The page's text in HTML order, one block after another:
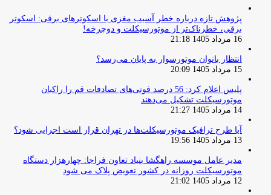
پژوهش تازه درباره خطر آسیب مغزی با اسکوترهای برقی: اسکوتر
برقی، خطرناک‌تر از موتورسیکلت و دوچرخه!
16 مرداد 1405 21:18
انتظار بانوان موتورسوار به پایان می‌رسد؟
15 مرداد 1405 20:09
پلیس اعلام کرد: 56 درصد فوتی‌های تصادفات قم را راکبان
موتورسیکلت تشکیل می‌دهند
14 مرداد 1405 21:27
آیا طرح ترافیک موتورسیکلت‌ها در تهران قرار است اجرایی شود؟
13 مرداد 1405 19:56
مدیر عامل موسسه راهگشا بنیاد تعاون فراجا: چهارهزار دستگاه
موتورسیکلت روزانه در کشور تعویض پلاک می شود
12 مرداد 1405 21:02